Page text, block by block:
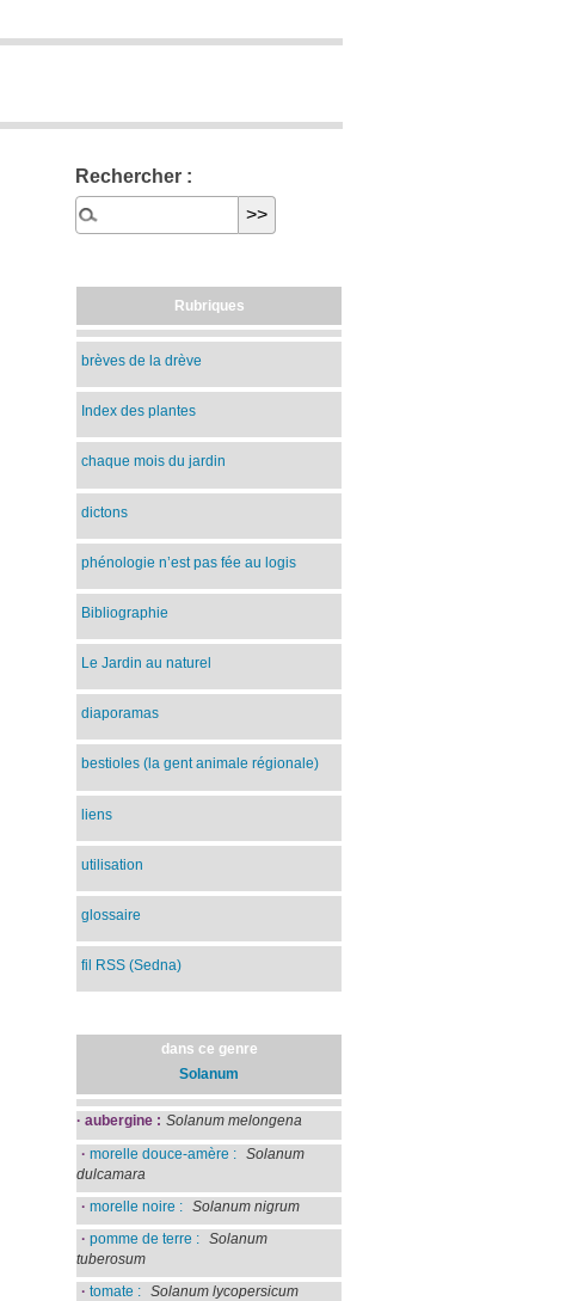
Rechercher :
Rubriques
brèves de la drève
Index des plantes
chaque mois du jardin
dictons
phénologie n’est pas fée au logis
Bibliographie
Le Jardin au naturel
diaporamas
bestioles (la gent animale régionale)
liens
utilisation
glossaire
fil RSS (Sedna)
dans ce genre
Solanum
· aubergine : Solanum melongena
· morelle douce-amère : Solanum
dulcamara
· morelle noire : Solanum nigrum
· pomme de terre : Solanum
tuberosum
· tomate : Solanum lycopersicum